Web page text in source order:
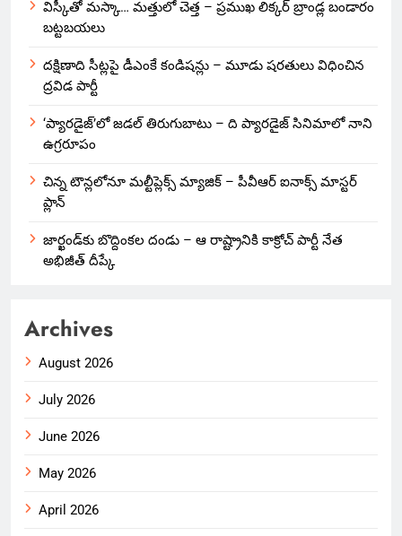
విస్కీతో మస్కా… మత్తులో చెత్త – ప్రముఖ లిక్కర్ బ్రాండ్ల బండారం
బట్టబయలు
దక్షిణాది సీట్లపై డీఎంకే కండిషన్లు – మూడు షరతులు విధించిన
ద్రవిడ పార్టీ
‘ప్యారడైజ్’లో జడల్ తిరుగుబాటు – ది ప్యారడైజ్ సినిమాలో నాని
ఉగ్రరూపం
చిన్న టౌన్లలోనూ మల్టీప్లెక్స్‌ మ్యాజిక్ – పీవీఆర్ ఐనాక్స్ మాస్టర్
ప్లాన్
జార్ఖండ్‌కు బొద్దింకల దండు – ఆ రాష్ట్రానికి కాక్రోచ్ పార్టీ నేత
అభిజీత్ దీప్కే
Archives
August 2026
July 2026
June 2026
May 2026
April 2026